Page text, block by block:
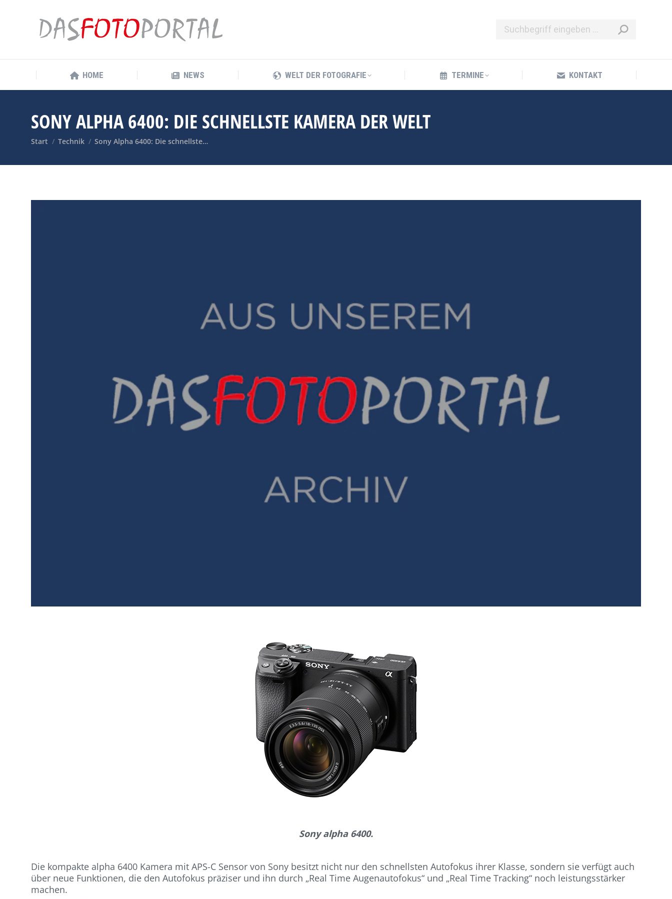
HOME NEWS WELT DER FOTOGRAFIE TERMINE KONTAKT
SONY ALPHA 6400: DIE SCHNELLSTE KAMERA DER WELT
Sie befinden sich hier:
Start Technik Sony Alpha 6400: Die schnellste…
Sony alpha 6400.
Die kompakte alpha 6400 Kamera mit APS-C Sensor von Sony besitzt nicht nur den schnellsten Autofokus ihrer Klasse, sondern sie verfügt auch
über neue Funktionen, die den Autofokus präziser und ihn durch „Real Time Augenautofokus“ und „Real Time Tracking“ noch leistungsstärker
machen.
HOME NEWS